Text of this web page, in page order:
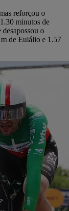
reforçou o
minutos de
o
de Eulálio e 1.57